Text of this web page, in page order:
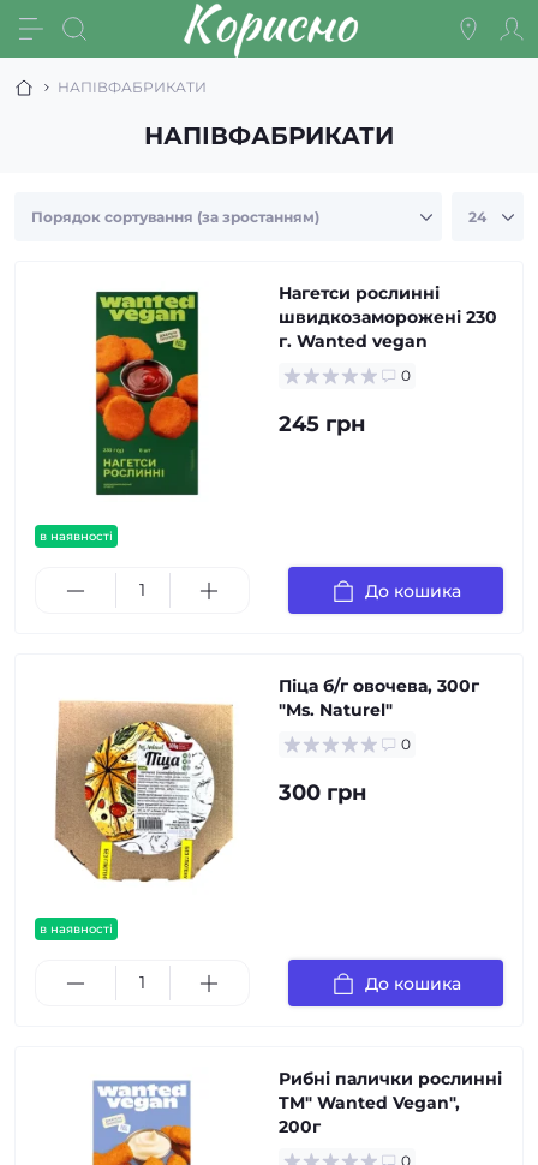
НАПІВФАБРИКАТИ
НАПІВФАБРИКАТИ
в наявності
Нагетси рослинні
швидкозаморожені 230
г. Wanted vegan
0
245 грн
До кошика
в наявності
Піца б/г овочева, 300г
"Ms. Naturel"
0
300 грн
До кошика
Рибні палички рослинні
TM" Wanted Vegan",
200г
0